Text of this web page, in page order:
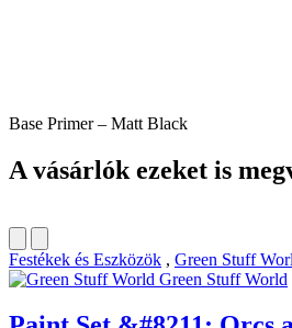
Base Primer – Matt Black
A vásárlók ezeket is
Festékek és Eszközök , Green Stuff
Green Stuff World